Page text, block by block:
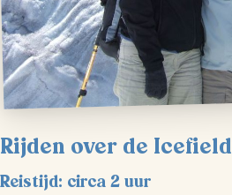
Rijden over de
Reistijd: circa 2 uur